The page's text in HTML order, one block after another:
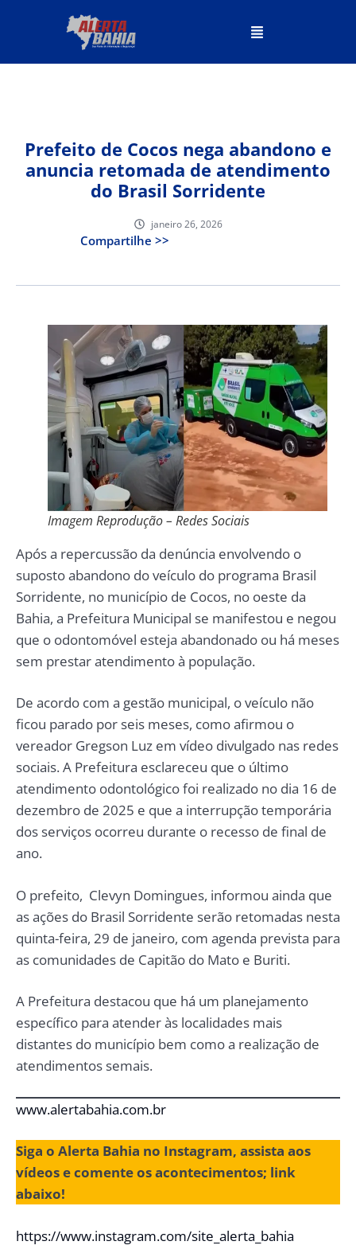
Prefeito de Cocos nega abandono e
anuncia retomada de atendimento
do Brasil Sorridente
janeiro 26, 2026
Compartilhe >>
Imagem Reprodução – Redes Sociais
Após a repercussão da denúncia envolvendo o
suposto abandono do veículo do programa Brasil
Sorridente, no município de Cocos, no oeste da
Bahia, a Prefeitura Municipal se manifestou e negou
que o odontomóvel esteja abandonado ou há meses
sem prestar atendimento à população.
De acordo com a gestão municipal, o veículo não
ficou parado por seis meses, como afirmou o
vereador Gregson Luz em vídeo divulgado nas redes
sociais. A Prefeitura esclareceu que o último
atendimento odontológico foi realizado no dia 16 de
dezembro de 2025 e que a interrupção temporária
dos serviços ocorreu durante o recesso de final de
ano.
O prefeito, Clevyn Domingues, informou ainda que
as ações do Brasil Sorridente serão retomadas nesta
quinta-feira, 29 de janeiro, com agenda prevista para
as comunidades de Capitão do Mato e Buriti.
A Prefeitura destacou que há um planejamento
específico para atender às localidades mais
distantes do município bem como a realização de
atendimentos semais.
www.alertabahia.com.br
Siga o Alerta Bahia no Instagram, assista aos
vídeos e comente os acontecimentos; link
abaixo!
https://www.instagram.com/site_alerta_bahia